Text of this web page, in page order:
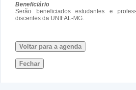
Beneficiário
Serão beneficiados estudantes e
discentes da UNIFAL-MG.
Voltar para a agenda
Fechar